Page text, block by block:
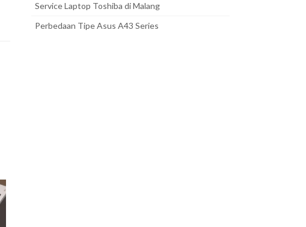
Service Laptop Toshiba di Malang
Perbedaan Tipe Asus A43 Series